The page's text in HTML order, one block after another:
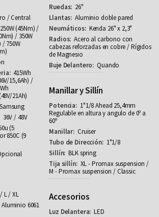
/ Central
250W (45Nm) /
/ 350W
/ 750W
415Wh
15,6Ah) /
21Ah)
Samsung
36V / 48V
(5
850C (9
L / XL
Aluminio 6061
26"
Aluminio doble pared
Kenda 26" x 2,3"
Acero al carbono con
cabezas reforzadas en cobre / Rígidos
de Magnesio
Quando
Manillar y Sillín
1"1/8 Ahead 25,4mm
Regulable en altura y angulo de 0º a
60º
Cruiser
1"1/8
BLK spring
XL - Promax suspension /
M - Promax suspension / Classic
Accesorios
LED